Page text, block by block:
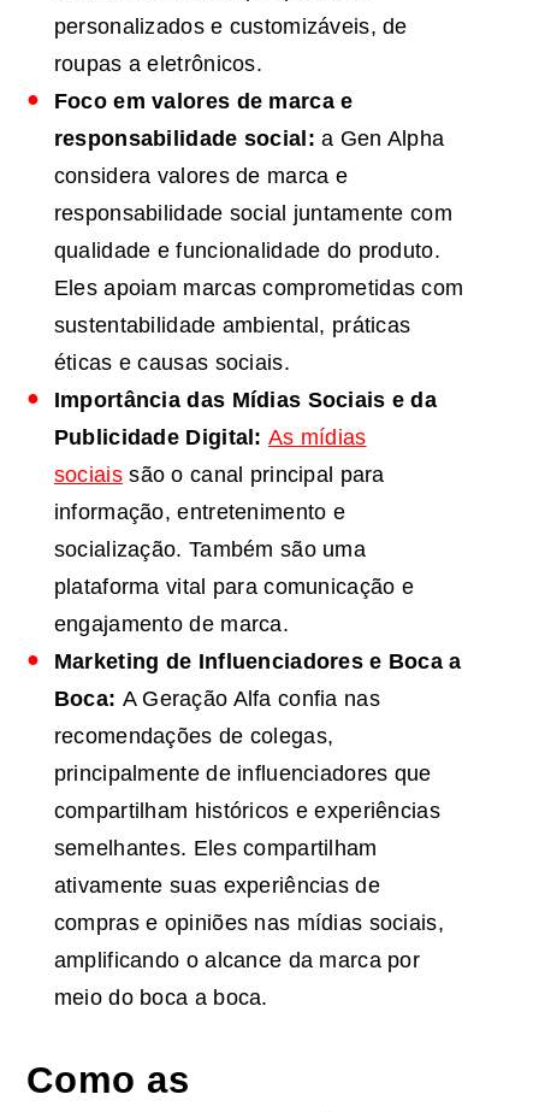
personalizados e customizáveis, de
roupas a eletrônicos.
Foco em valores de marca e
responsabilidade social: a Gen Alpha
considera valores de marca e
responsabilidade social juntamente com
qualidade e funcionalidade do produto.
Eles apoiam marcas comprometidas com
sustentabilidade ambiental, práticas
éticas e causas sociais.
Importância das Mídias Sociais e da
Publicidade Digital: As mídias
sociaissão o canal principal para
informação, entretenimento e
socialização. Também são uma
plataforma vital para comunicação e
engajamento de marca.
Marketing de Influenciadores e Boca a
Boca: A Geração Alfa confia nas
recomendações de colegas,
principalmente de influenciadores que
compartilham históricos e experiências
semelhantes. Eles compartilham
ativamente suas experiências de
compras e opiniões nas mídias sociais,
amplificando o alcance da marca por
meio do boca a boca.
Como as